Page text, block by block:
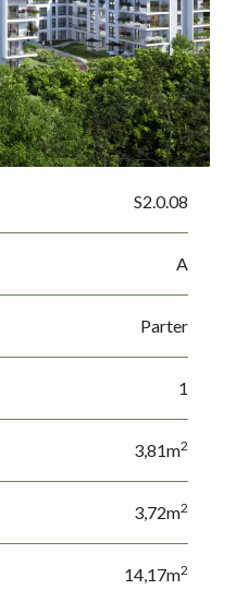
S2.0.08
A
Parter
1
3,81m2
3,72m2
14,17m2